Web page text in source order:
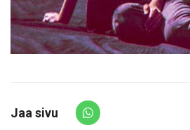
Jaa sivu
Share via Whatsapp